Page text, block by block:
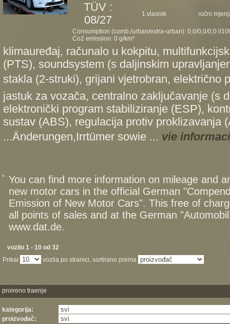
TÜV :
08/27
1.vlasnik ručni
Consumption (comb./urban/extra-urban): 0,0/0,0/0,0 l/
Co2 emission: 0 g/km*
klimauređaj, računalo u kokpitu,
(PTS), soundsystem (s daljinskim
stakla (2-struki), grijani vjetrobran, električno
jastuk za vozača, centralno zaključavanje (s
elektronički program stabiliziranje (ESP),
sustav (ABS), regulacija protiv proklizavanja
...Änderungen,Irrtümer sowie ... vie
* You can find more information on mileage and
new motor cars in the official German
Emission of New Motor Cars". This free of
all points of sales and at the German
www.dat.de.
vozilo 1 - 10 od 32
Prikai
vozila po stranici, sortirano prema .
proireno traenje
kategorija:
proizvođač: